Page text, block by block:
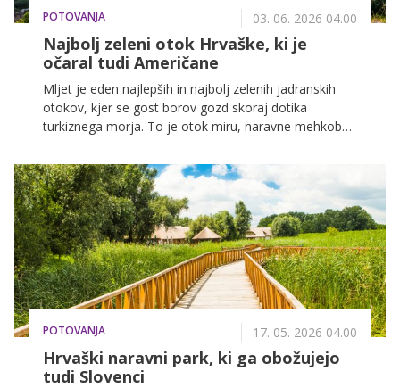
POTOVANJA 03. 06. 2026 04.00
Najbolj zeleni otok Hrvaške, ki je
očaral tudi Američane
Mljet je eden najlepših in najbolj zelenih jadranskih
otokov, kjer se gost borov gozd skoraj dotika
turkiznega morja. To je otok miru, naravne mehkobe
prvem koraku nanj.
POTOVANJA 17. 05. 2026 04.00
Hrvaški naravni park, ki ga obožujejo
tudi Slovenci